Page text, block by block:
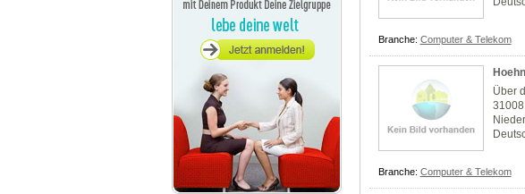
Branche: Computer & Telekom
Über
Branche: Computer & Telekom